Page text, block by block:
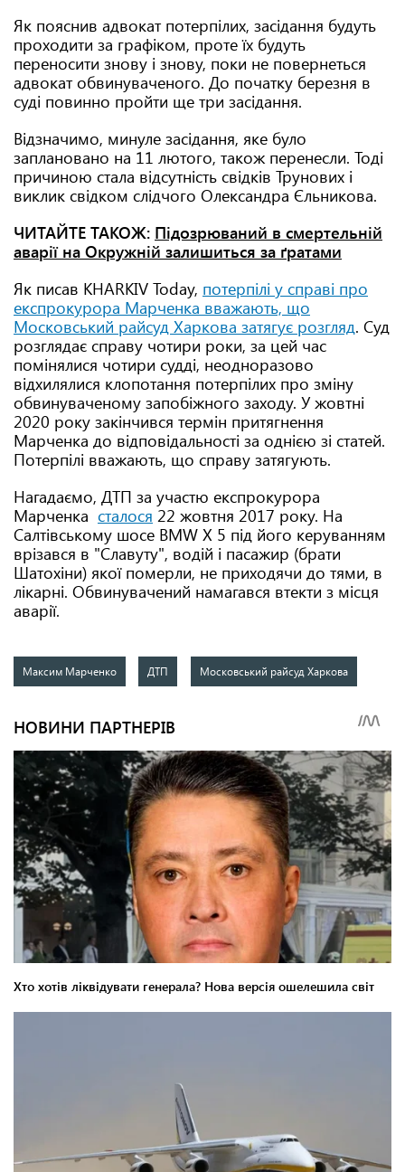
Як пояснив адвокат потерпілих, засідання будуть
проходити за графіком, проте їх будуть
переносити знову і знову, поки не повернеться
адвокат обвинуваченого. До початку березня в
суді повинно пройти ще три засідання.
Відзначимо, минуле засідання, яке було
заплановано на 11 лютого, також перенесли. Тоді
причиною стала відсутність свідків Трунових і
виклик свідком слідчого Олександра Єльникова.
ЧИТАЙТЕ ТАКОЖ: Підозрюваний в смертельній
аварії на Окружній залишиться за ґратами
Як писав KHARKIV Today, потерпілі у справі про
експрокурора Марченка вважають, що
Московський райсуд Харкова затягує розгляд. Суд
розглядає справу чотири роки, за цей час
помінялися чотири судді, неодноразово
відхилялися клопотання потерпілих про зміну
обвинуваченому запобіжного заходу. У жовтні
2020 року закінчився термін притягнення
Марченка до відповідальності за однією зі статей.
Потерпілі вважають, що справу затягують.
Нагадаємо, ДТП за участю експрокурора
Марченка сталося 22 жовтня 2017 року. На
Салтівському шосе BMW X 5 під його керуванням
врізався в "Славуту", водій і пасажир (брати
Шатохіни) якої померли, не приходячи до тями, в
лікарні. Обвинувачений намагався втекти з місця
аварії.
Максим Марченко ДТП Московський райсуд Харкова